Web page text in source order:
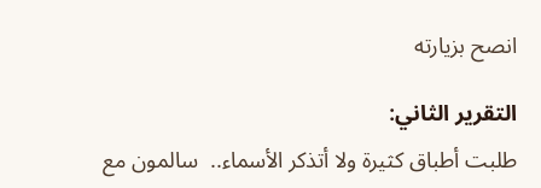
انصح بزيارته
التقرير الثاني:
طلبت أطباق كثيرة ولا أتذكر الأسماء.. سالمون مع